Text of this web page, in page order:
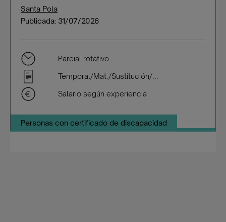
Santa Pola
Publicada: 31/07/2026
Parcial rotativo
Temporal/Mat./Sustitución/...
Salario según experiencia
Personas con certificado de discapacidad